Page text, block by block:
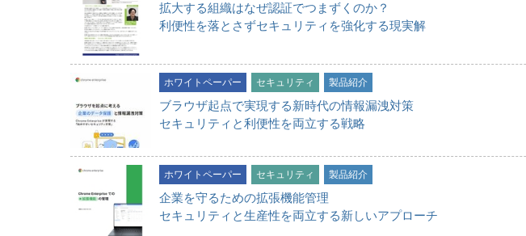
拡大する組織はなぜ認証でつまずくのか？
利便性を落とさずセキュリティを強化する現実解
ホワイトペーパー セキュリティ 製品紹介
ブラウザ起点で実現する新時代の情報漏洩対策
セキュリティと利便性を両立する戦略
ホワイトペーパー セキュリティ 製品紹介
企業を守るための拡張機能管理
セキュリティと生産性を両立する新しいアプローチ